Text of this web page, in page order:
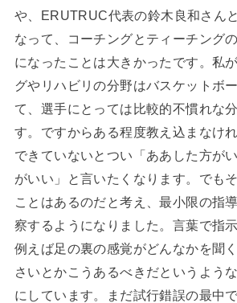
や、ERUTRUC代表の鈴木良和さん
なって、コーチングとティーチング
になったことは大きかったです。私
グやリハビリの分野はバスケットボ
て、選手にとっては比較的不慣れな
す。ですからある程度教え込まなけ
できていないとつい「ああした方が
がいい」と言いたくなります。でも
ことはあるのだと考え、最小限の指
察するようになりました。言葉で指
例えば足の裏の感覚がどんなかを聞
さいとかこうあるべきだというよう
にしています。まだ試行錯誤の最中で